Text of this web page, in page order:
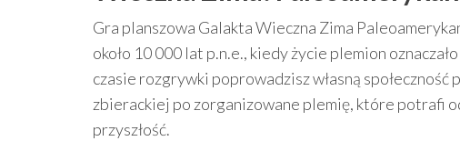
Gra planszowa Galakta Wieczna Zima
około 10 000 lat p.n.e., kiedy życie plemion
czasie rozgrywki poprowadzisz własną
zbierackiej po zorganizowane plemię, które potrafi
przyszłość.